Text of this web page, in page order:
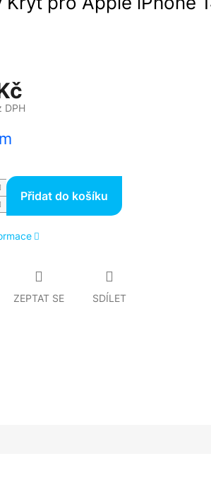
DPH
Přidat do košíku
ZEPTAT SE SDÍLET